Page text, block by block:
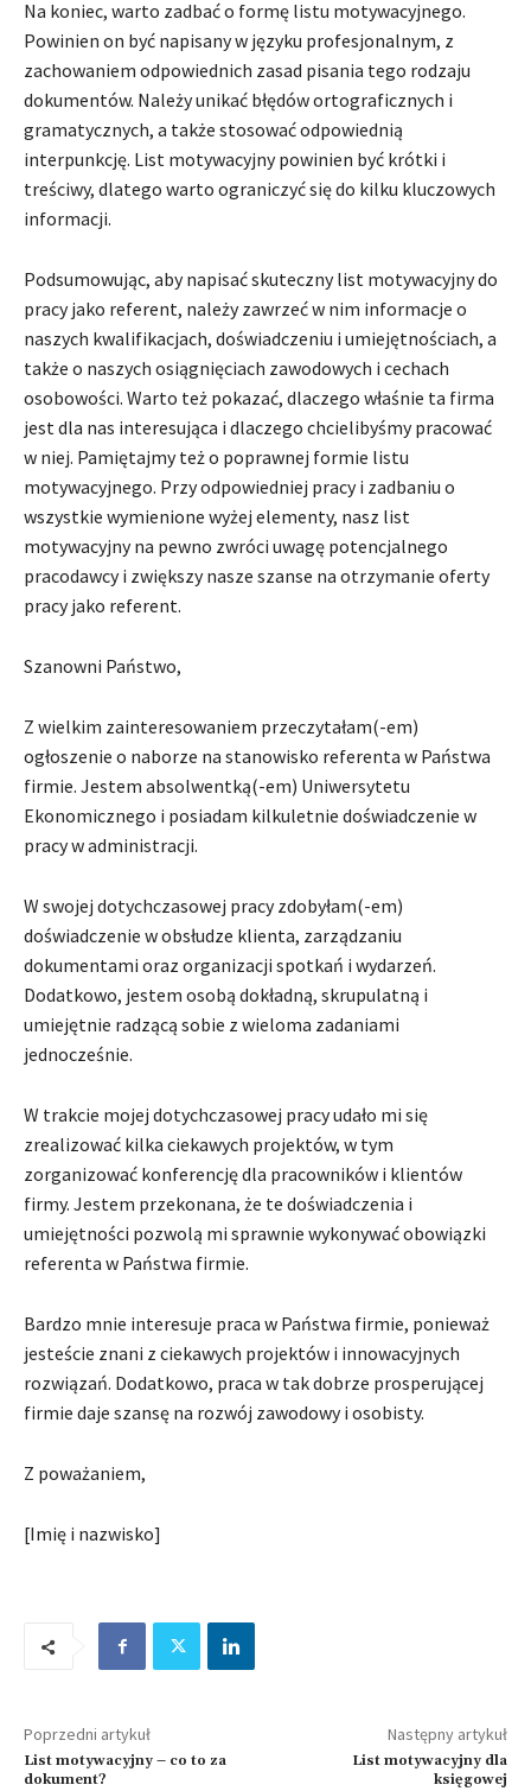
Na koniec, warto zadbać o formę listu motywacyjnego.
Powinien on być napisany w języku profesjonalnym, z
zachowaniem odpowiednich zasad pisania tego rodzaju
dokumentów. Należy unikać błędów ortograficznych i
gramatycznych, a także stosować odpowiednią
interpunkcję. List motywacyjny powinien być krótki i
treściwy, dlatego warto ograniczyć się do kilku kluczowych
informacji.
Podsumowując, aby napisać skuteczny list motywacyjny do
pracy jako referent, należy zawrzeć w nim informacje o
naszych kwalifikacjach, doświadczeniu i umiejętnościach, a
także o naszych osiągnięciach zawodowych i cechach
osobowości. Warto też pokazać, dlaczego właśnie ta firma
jest dla nas interesująca i dlaczego chcielibyśmy pracować
w niej. Pamiętajmy też o poprawnej formie listu
motywacyjnego. Przy odpowiedniej pracy i zadbaniu o
wszystkie wymienione wyżej elementy, nasz list
motywacyjny na pewno zwróci uwagę potencjalnego
pracodawcy i zwiększy nasze szanse na otrzymanie oferty
pracy jako referent.
Szanowni Państwo,
Z wielkim zainteresowaniem przeczytałam(-em)
ogłoszenie o naborze na stanowisko referenta w Państwa
firmie. Jestem absolwentką(-em) Uniwersytetu
Ekonomicznego i posiadam kilkuletnie doświadczenie w
pracy w administracji.
W swojej dotychczasowej pracy zdobyłam(-em)
doświadczenie w obsłudze klienta, zarządzaniu
dokumentami oraz organizacji spotkań i wydarzeń.
Dodatkowo, jestem osobą dokładną, skrupulatną i
umiejętnie radzącą sobie z wieloma zadaniami
jednocześnie.
W trakcie mojej dotychczasowej pracy udało mi się
zrealizować kilka ciekawych projektów, w tym
zorganizować konferencję dla pracowników i klientów
firmy. Jestem przekonana, że te doświadczenia i
umiejętności pozwolą mi sprawnie wykonywać obowiązki
referenta w Państwa firmie.
Bardzo mnie interesuje praca w Państwa firmie, ponieważ
jesteście znani z ciekawych projektów i innowacyjnych
rozwiązań. Dodatkowo, praca w tak dobrze prosperującej
firmie daje szansę na rozwój zawodowy i osobisty.
Z poważaniem,
[Imię i nazwisko]
Poprzedni artykuł
List motywacyjny – co to za
dokument?
Następny artykuł
List motywacyjny dla
księgowej